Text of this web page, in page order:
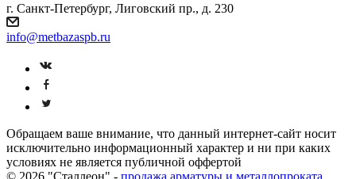
г. Санкт-Петербург, Лиговский пр., д. 230
info@metbazaspb.ru
Обращаем ваше внимание, что данный интернет-сайт носит
исключительно информационный характер и ни при каких
условиях не является публичной оффертой
© 2026 "Сталлеон" - продажа арматуры и металлопроката